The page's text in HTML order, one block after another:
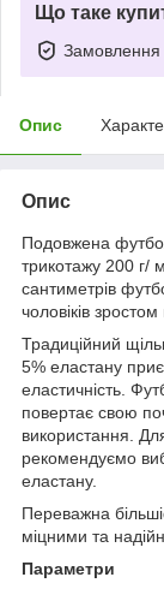
Що таке
Замовлення
Опис
Опис
Подовжена
трикотажу 200 г/
сантиметрів
чоловіків
Традиційний
5% еластану
еластичність.
повертає свою
використання.
рекомендуємо
еластану.
Переважна
міцними та
Параметри